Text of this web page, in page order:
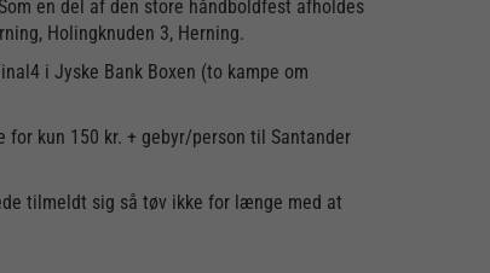
en del af den store håndboldfest afholdes
Holingknuden 3, Herning.
i Jyske Bank Boxen (to kampe om
kun 150 kr. + gebyr/person til Santander
tilmeldt sig så tøv ikke for længe med at